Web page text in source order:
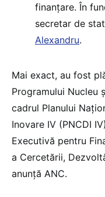
finanțare. În
secretar de
Alexandru.
Mai exact, au fost
Programului Nucleu
cadrul Planului
Inovare IV (PNCDI
Executivă pentru
a Cercetării,
anunță ANC.